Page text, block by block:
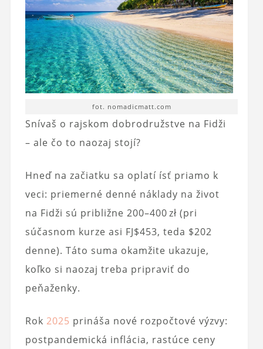
fot. nomadicmatt.com
Snívaš o rajskom dobrodružstve na Fidži
– ale čo to naozaj stojí?
Hneď na začiatku sa oplatí ísť priamo k
veci: priemerné denné náklady na život
na Fidži sú približne 200–400 zł (pri
súčasnom kurze asi FJ$453, teda $202
denne). Táto suma okamžite ukazuje,
koľko si naozaj treba pripraviť do
peňaženky.
Rok 2025 prináša nové rozpočtové výzvy:
postpandemická inflácia, rastúce ceny